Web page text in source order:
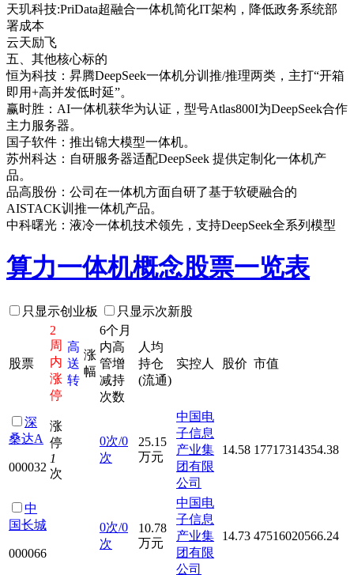
天玑科技:PriData超融合一体机简化IT架构，降低政务系统部
署成本
云天励飞
五、其他核心标的
恒为科技：昇腾DeepSeek一体机分训推/推理两类，主打“开箱
即用+高并发低时延”。
赢时胜：AI一体机获华为认证，型号Atlas800I为DeepSeek合作
主力服务器。
国子软件：推出锦大模型一体机。
苏州科达：自研服务器适配DeepSeek 提供定制化一体机产
品。
品高股份：公司在一体机方面自研了基于软硬融合的
AISTACK训推一体机产品。
中科曙光：液冷一体机技术领先，支持DeepSeek全系列模型
算力一体机概念股票一览表
只显示创业板 只显示次新股
股票
2
周
内
涨
停
高
送
转
涨
幅
6个月
内高
管增
减持
次数
人均
持仓
(流通)
实控人 股价 市值
深
桑达A
000032
涨
停
1
次
0次/0
次
25.15
万元
中国电
子信息
产业集
团有限
公司
14.58 17717314354.38
中
国长城
000066
0次/0
次
10.78
万元
中国电
子信息
产业集
团有限
公司
14.73 47516020566.24